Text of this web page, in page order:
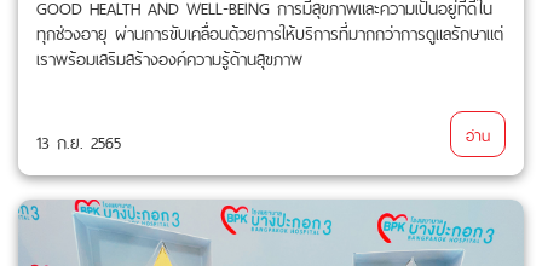
ทุกช่วงอายุ ผ่านการขับเคลื่อนด้วยการให้บริการที่มากกว่าการดูแลรักษาแต่
เราพร้อมเสริมสร้างองค์ความรู้ด้านสุขภาพ
13 ก.ย. 2565 อ่าน